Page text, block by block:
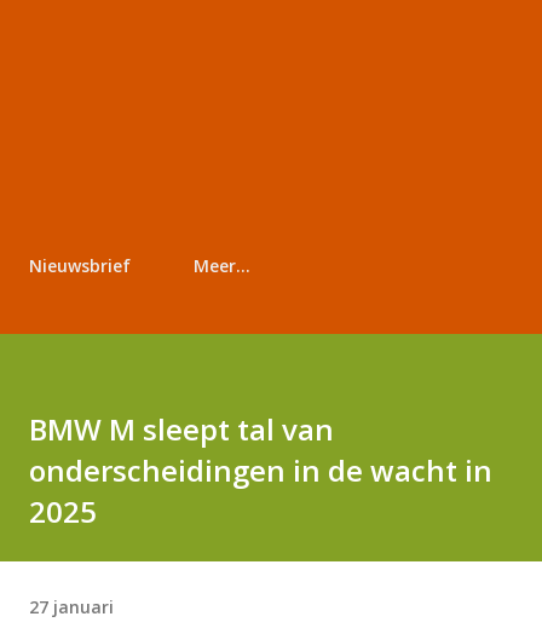
Nieuwsbrief Meer…
BMW M sleept tal van
onderscheidingen in de wacht in
2025
27 januari